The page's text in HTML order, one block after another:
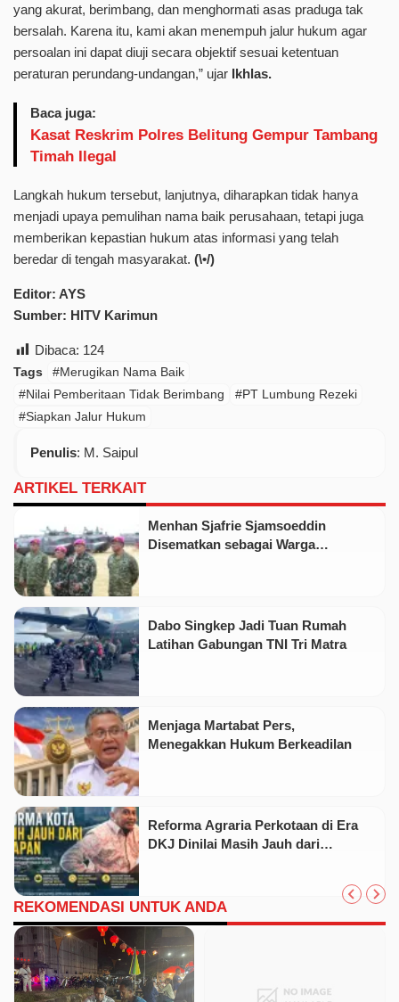
yang akurat, berimbang, dan menghormati asas praduga tak
bersalah. Karena itu, kami akan menempuh jalur hukum agar
persoalan ini dapat diuji secara objektif sesuai ketentuan
peraturan perundang-undangan,” ujar Ikhlas.
Baca juga:
Kasat Reskrim Polres Belitung Gempur Tambang
Timah Ilegal
Langkah hukum tersebut, lanjutnya, diharapkan tidak hanya
menjadi upaya pemulihan nama baik perusahaan, tetapi juga
memberikan kepastian hukum atas informasi yang telah
beredar di tengah masyarakat. (\•/)
Editor: AYS
Sumber: HITV Karimun
Dibaca: 124
Tags
#Merugikan Nama Baik
#Nilai Pemberitaan Tidak Berimbang
#PT Lumbung Rezeki
#Siapkan Jalur Hukum
Penulis: M. Saipul
ARTIKEL TERKAIT
Menhan Sjafrie Sjamsoeddin
Disematkan sebagai Warga
Dabo Singkep Jadi Tuan Rumah
Latihan Gabungan TNI Tri Matra
Menjaga Martabat Pers,
Menegakkan Hukum Berkeadilan
Reforma Agraria Perkotaan di Era
DKJ Dinilai Masih Jauh dari
REKOMENDASI UNTUK ANDA